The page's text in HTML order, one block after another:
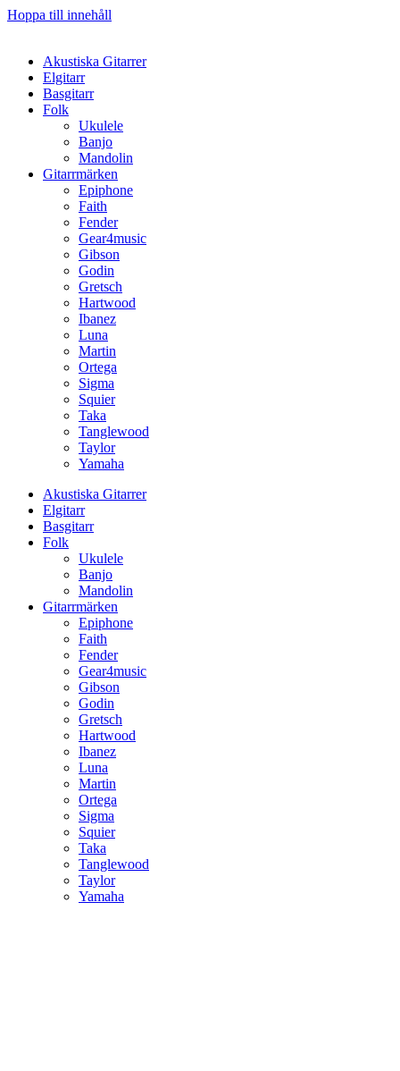
Hoppa till innehåll
Akustiska Gitarrer
Elgitarr
Basgitarr
Folk
Ukulele
Banjo
Mandolin
Gitarrmärken
Epiphone
Faith
Fender
Gear4music
Gibson
Godin
Gretsch
Hartwood
Ibanez
Luna
Martin
Ortega
Sigma
Squier
Taka
Tanglewood
Taylor
Yamaha
Akustiska Gitarrer
Elgitarr
Basgitarr
Folk
Ukulele
Banjo
Mandolin
Gitarrmärken
Epiphone
Faith
Fender
Gear4music
Gibson
Godin
Gretsch
Hartwood
Ibanez
Luna
Martin
Ortega
Sigma
Squier
Taka
Tanglewood
Taylor
Yamaha